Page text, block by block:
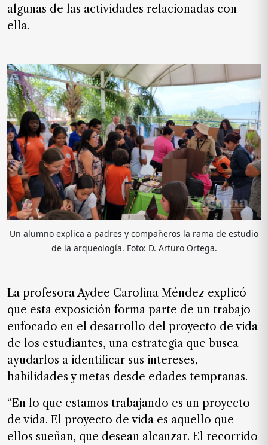
de
noticias
FAQ
algunas de las actividades relacionadas con
ella.
Un alumno explica a padres y compañeros la rama de estudio
de la arqueología. Foto: D. Arturo Ortega.
La profesora Aydee Carolina Méndez explicó
que esta exposición forma parte de un trabajo
enfocado en el desarrollo del proyecto de vida
de los estudiantes, una estrategia que busca
ayudarlos a identificar sus intereses,
habilidades y metas desde edades tempranas.
“En lo que estamos trabajando es un proyecto
de vida. El proyecto de vida es aquello que
ellos sueñan, que desean alcanzar. El recorrido